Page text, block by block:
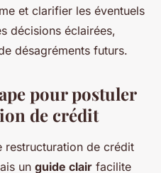
et clarifier les éventuels
décisions éclairées,
désagréments futurs.
pour postuler
de crédit
restructuration de crédit
un guide clair facilite